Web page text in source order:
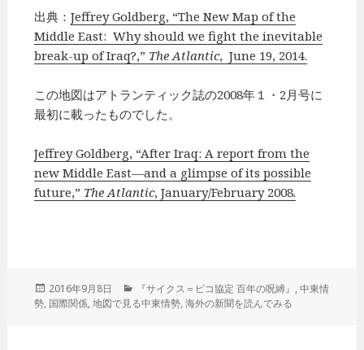
出典：Jeffrey Goldberg, “The New Map of the
Middle East: Why should we fight the inevitable
break-up of Iraq?,” The Atlantic, June 19, 2014.
この地図はアトランティック誌の2008年１・2月号に
最初に載ったものでした。
Jeffrey Goldberg, “After Iraq: A report from the
new Middle East—and a glimpse of its possible
future,” The Atlantic, January/February 2008.
投
稿
2016年9月8日
カ
テ
『サイクス＝ピコ協定 百年の呪縛』 ,中東情
勢, 国際関係,地図で見る中東情勢,海外の新聞を読んでみる